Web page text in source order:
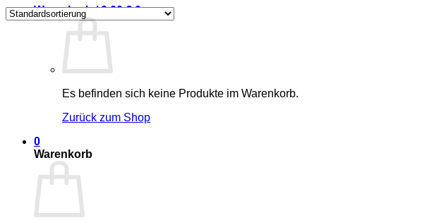
Warenkorb /0,00€ 0
Es befinden sich keine Produkte im Warenkorb.
Zurück zum Shop
0
Warenkorb